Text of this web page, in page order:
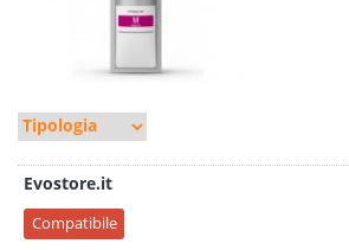
Evostore.it
Compatibile